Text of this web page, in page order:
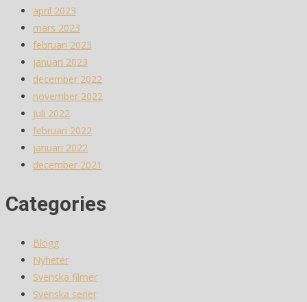
april 2023
mars 2023
februari 2023
januari 2023
december 2022
november 2022
juli 2022
februari 2022
januari 2022
december 2021
Categories
Blogg
Nyheter
Svenska filmer
Svenska serier